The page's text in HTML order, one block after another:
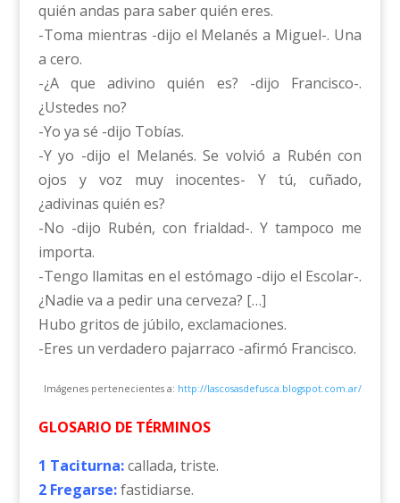
quién andas para saber quién eres.
-Toma mientras -dijo el Melanés a Miguel-. Una
a cero.
-¿A que adivino quién es? -dijo Francisco-.
¿Ustedes no?
-Yo ya sé -dijo Tobías.
-Y yo -dijo el Melanés. Se volvió a Rubén con
ojos y voz muy inocentes- Y tú, cuñado,
¿adivinas quién es?
-No -dijo Rubén, con frialdad-. Y tampoco me
importa.
-Tengo llamitas en el estómago -dijo el Escolar-.
¿Nadie va a pedir una cerveza? […]
Hubo gritos de júbilo, exclamaciones.
-Eres un verdadero pajarraco -afirmó Francisco.
Imágenes pertenecientes a: http://lascosasdefusca.blogspot.com.ar/
GLOSARIO DE TÉRMINOS
1 Taciturna:callada, triste.
2 Fregarse:fastidiarse.